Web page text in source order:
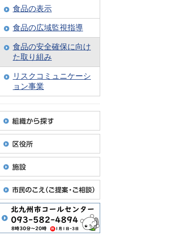
食品の表示
食品の広域監視指導
食品の安全確保に向け
た取り組み
リスクコミュニケーシ
ョン事業